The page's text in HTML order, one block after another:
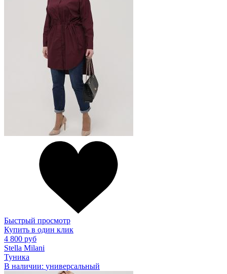
Быстрый просмотр
Купить в один клик
4 800 руб
Stella Milani
Туника
В наличии: универсальный